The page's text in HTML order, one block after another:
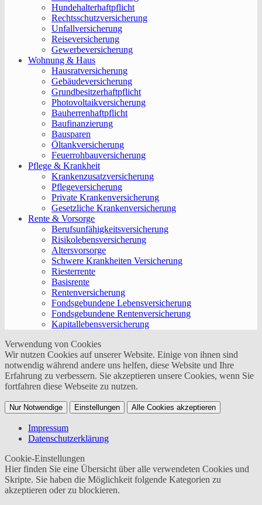
Hundehalterhaftpflicht
Rechtsschutzversicherung
Unfallversicherung
Reiseversicherung
Gewerbeversicherung
Wohnung & Haus
Hausratversicherung
Gebäudeversicherung
Grundbesitzerhaftpflicht
Photovoltaikversicherung
Bauherrenhaftpflicht
Baufinanzierung
Bausparen
Öltankversicherung
Feuerrohbauversicherung
Pflege & Krankheit
Krankenzusatzversicherung
Pflegeversicherung
Private Krankenversicherung
Gesetzliche Krankenversicherung
Rente & Vorsorge
Berufs­unfähigkeitsversicherung
Risikolebensversicherung
Altersvorsorge
Schwere Krankheiten Versicherung
Riesterrente
Basisrente
Rentenversicherung
Fondsgebundene Lebensversicherung
Fondsgebundene Rentenversicherung
Kapitallebensversicherung
Verwendung von Cookies
Wir nutzen Cookies auf unserer Website. Einige von ihnen sind
notwendig während andere uns helfen, diese Website und Ihre
Erfahrung zu verbessern. Sie akzeptieren unsere Cookies, wenn Sie
fortfahren diese Webseite zu nutzen.
Nur Notwendige Einstellungen Alle Cookies akzeptieren
Impressum
Datenschutzerklärung
Cookie-Einstellungen
Hier finden Sie eine Übersicht über alle verwendeten Cookies und
Skripte. Sie haben die Möglichkeit folgende Kategorien zu
akzeptieren oder zu blockieren.